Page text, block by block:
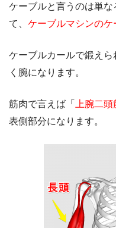
ケーブルと言うのは単な
て、 ケーブルマシンのケ
ケーブルカールで鍛え
く腕になります。
筋肉で言えば「 上腕二頭
表側部分になります。